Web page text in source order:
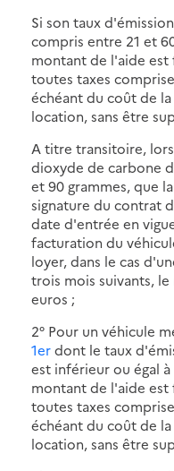
Si son taux
compris entre 21 et
montant de l'aide est
toutes taxes
échéant du coût de
location, sans être
A titre transitoire,
dioxyde de carbone
et 90 grammes, que
signature du contrat
date d'entrée en
facturation du
loyer, dans le cas
trois mois suivants,
euros ;
2° Pour un véhicule
1erdont le taux
est inférieur ou égal
montant de l'aide est
toutes taxes
échéant du coût de
location, sans être